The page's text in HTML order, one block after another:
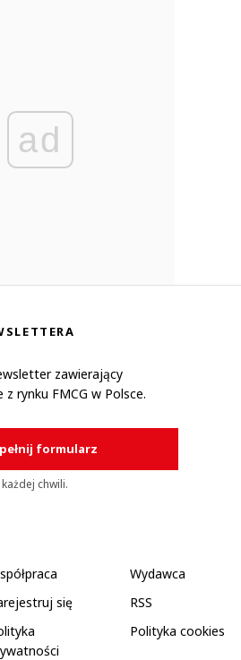
ad
zawierający
rynku FMCG w Polsce.
formularz
chwili.
Wydawca
się
RSS
Polityka cookies